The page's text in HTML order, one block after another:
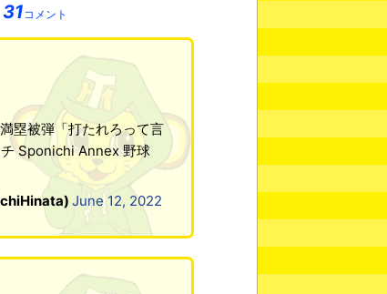
31コメント
塁被弾「打たれろって言
Sponichi Annex 野球
June 12, 2022